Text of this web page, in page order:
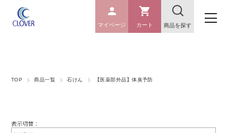
マイページ カート 商品を探す
TOP 商品一覧 石けん 【医薬部外品】体臭予防
表示切替：